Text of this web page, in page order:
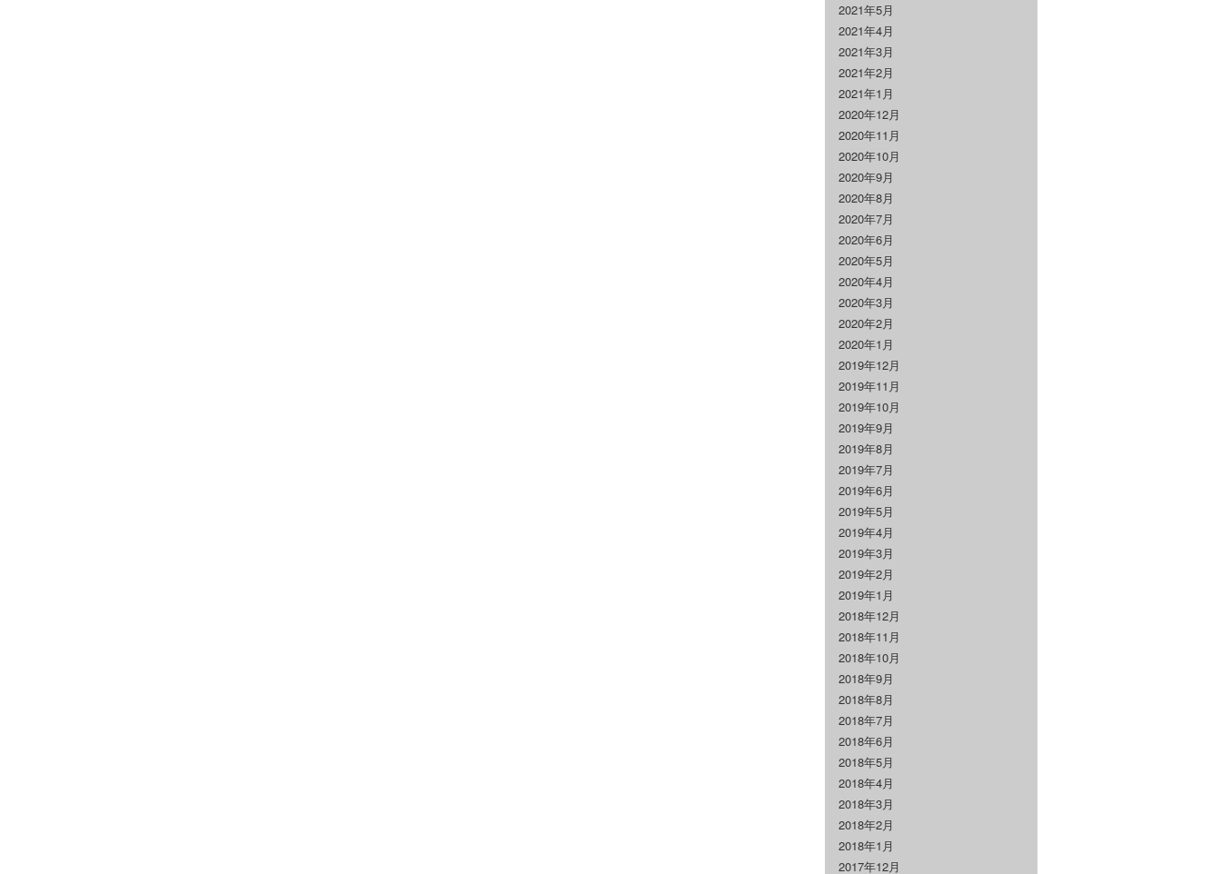
2021年5月
2021年4月
2021年3月
2021年2月
2021年1月
2020年12月
2020年11月
2020年10月
2020年9月
2020年8月
2020年7月
2020年6月
2020年5月
2020年4月
2020年3月
2020年2月
2020年1月
2019年12月
2019年11月
2019年10月
2019年9月
2019年8月
2019年7月
2019年6月
2019年5月
2019年4月
2019年3月
2019年2月
2019年1月
2018年12月
2018年11月
2018年10月
2018年9月
2018年8月
2018年7月
2018年6月
2018年5月
2018年4月
2018年3月
2018年2月
2018年1月
2017年12月